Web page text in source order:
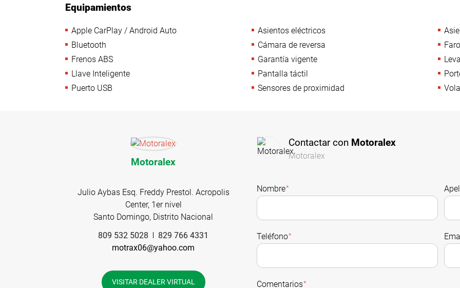
Equipamientos
Apple CarPlay / Android Auto Asientos eléctricos
Bluetooth
Cámara de reversa
Frenos ABS
Garantía vigente
Llave Inteligente
Pantalla táctil
Puerto USB
Sensores de proximidad
Motoralex
Julio Aybas Esq. Freddy Prestol. Acropolis
Center, 1er nivel
Santo Domingo, Distrito Nacional
809 532 5028
829 766 4331
motrax06@yahoo.com
VISITAR DEALER VIRTUAL
Contactar con Motoralex
Motoralex
Nombre*
Teléfono*
Comentarios*